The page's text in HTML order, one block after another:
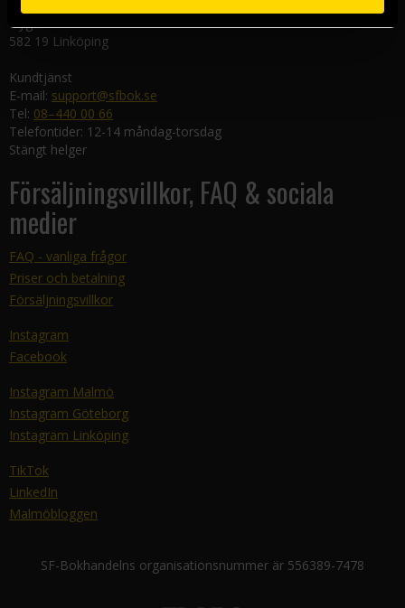
Nygatan 20
582 19 Linköping
Kundtjänst
E-mail: support@sfbok.se
Tel: 08–440 00 66
Telefontider: 12-14 måndag-torsdag
Stängt helger
Försäljningsvillkor, FAQ & sociala
medier
FAQ - vanliga frågor
Priser och betalning
Försäljningsvillkor
Instagram
Facebook
Instagram Malmö
Instagram Göteborg
Instagram Linköping
TikTok
LinkedIn
Malmöbloggen
SF-Bokhandelns organisationsnummer är 556389-7478